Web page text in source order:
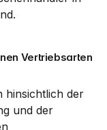
Vertriebsarten
hinsichtlich der
und der